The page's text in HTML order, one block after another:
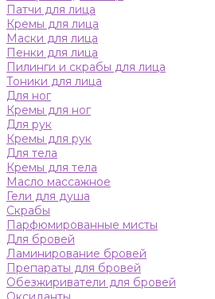
Патчи для лица
Кремы для лица
Маски для лица
Пенки для лица
Пилинги и скрабы для лица
Тоники для лица
Для ног
Кремы для ног
Для рук
Кремы для рук
Для тела
Кремы для тела
Масло массажное
Гели для душа
Скрабы
Парфюмированные мисты
Для бровей
Ламинирование бровей
Препараты для бровей
Обезжириватели для бровей